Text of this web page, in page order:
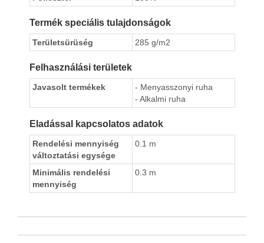
Termék speciális tulajdonságok
Területsürüség 285 g/m2
Felhasználási területek
Javasolt termékek
- Menyasszonyi ruha
- Alkalmi ruha
Eladással kapcsolatos adatok
Rendelési mennyiség
változtatási egysége
0.1 m
Minimális rendelési
mennyiség
0.3 m